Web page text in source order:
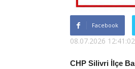
Facebook
08.07.2026 12:41:02
CHP Silivri İlçe